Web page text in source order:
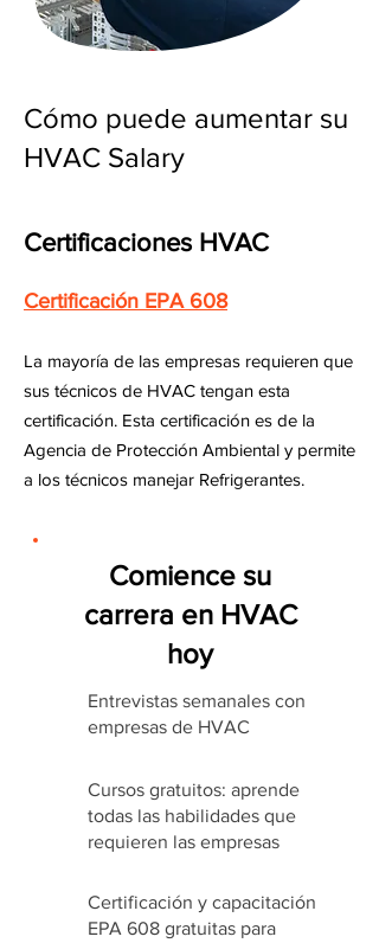
Cómo puede aumentar su
HVAC Salary
Certificaciones HVAC
Certificación EPA 608
La mayoría de las empresas requieren que
sus técnicos de HVAC tengan esta
certificación. Esta certificación es de la
Agencia de Protección Ambiental y permite
a los técnicos manejar Refrigerantes.
Comience su
carrera en HVAC
hoy
Entrevistas semanales con
empresas de HVAC
Cursos gratuitos: aprende
todas las habilidades que
requieren las empresas
Certificación y capacitación
EPA 608 gratuitas para